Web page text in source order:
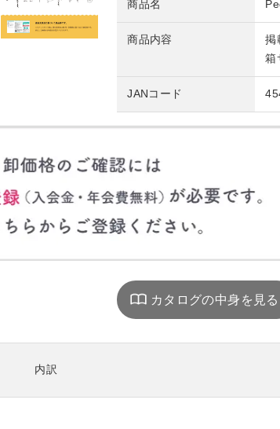
商品名
商品内容
掲
箱
JANコード
内訳